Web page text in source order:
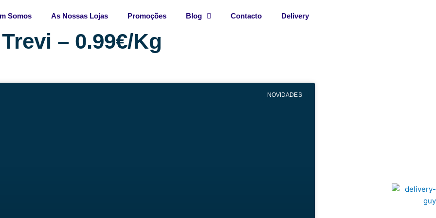
Somos As Nossas Lojas Promoções Blog Contacto Delivery
– 0.99€/Kg
NOVIDADES